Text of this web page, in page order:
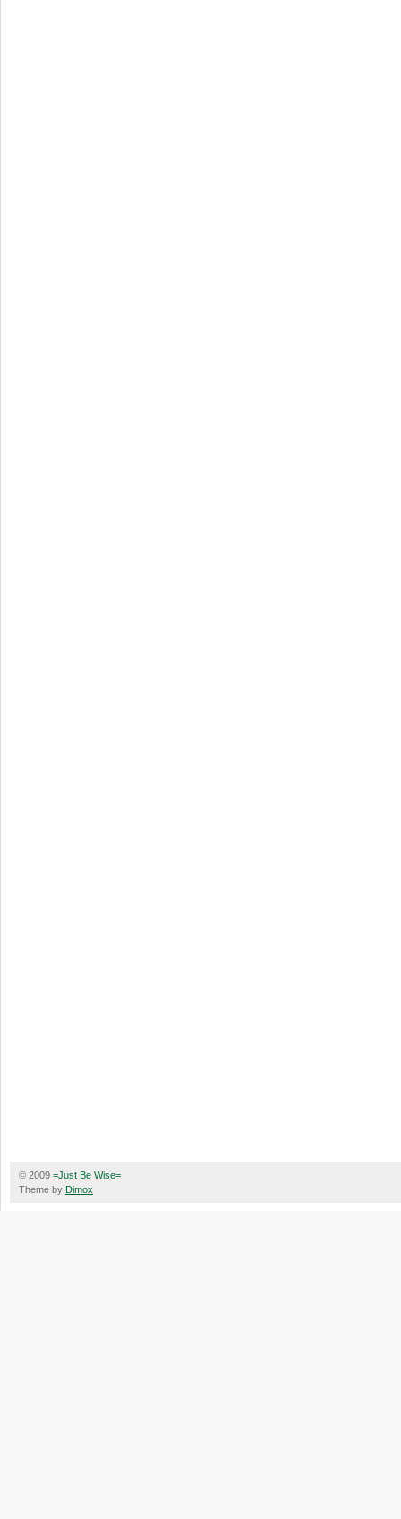
© 2009 =Just Be Wise=
Theme by Dimox